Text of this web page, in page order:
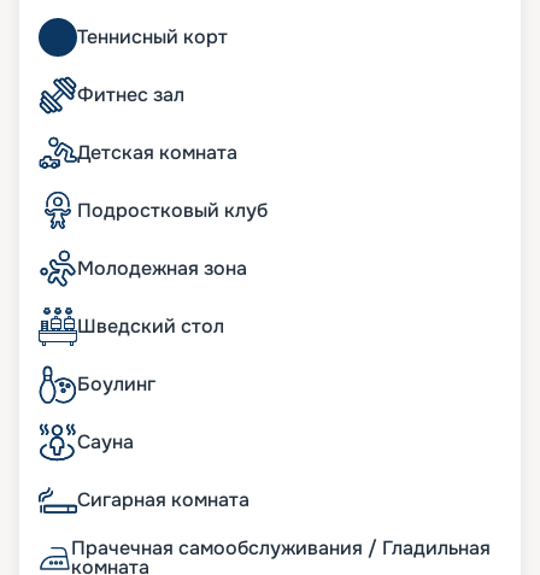
Теннисный корт
Фитнес зал
Детская комната
Подростковый клуб
Молодежная зона
Шведский стол
Боулинг
Сауна
Сигарная комната
Прачечная самообслуживания / Гладильная
комната